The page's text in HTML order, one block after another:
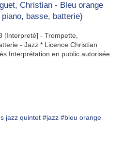
Christian - Bleu orange
basse, batterie)
[Interpreté] - Trompette,
- Jazz * Licence Christian
Interprétation en public autorisée
jazz quintet #jazz #bleu orange